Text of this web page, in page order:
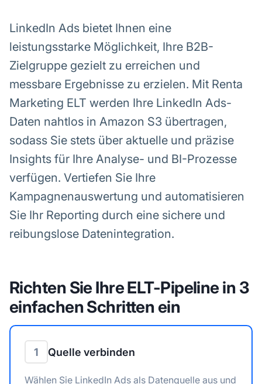
LinkedIn Ads bietet Ihnen eine
leistungsstarke Möglichkeit, Ihre B2B-
Zielgruppe gezielt zu erreichen und
messbare Ergebnisse zu erzielen. Mit Renta
Marketing ELT werden Ihre LinkedIn Ads-
Daten nahtlos in Amazon S3 übertragen,
sodass Sie stets über aktuelle und präzise
Insights für Ihre Analyse- und BI-Prozesse
verfügen. Vertiefen Sie Ihre
Kampagnenauswertung und automatisieren
Sie Ihr Reporting durch eine sichere und
reibungslose Datenintegration.
Richten Sie Ihre ELT-Pipeline in 3
einfachen Schritten ein
1 Quelle verbinden
Wählen Sie LinkedIn Ads als Datenquelle aus und